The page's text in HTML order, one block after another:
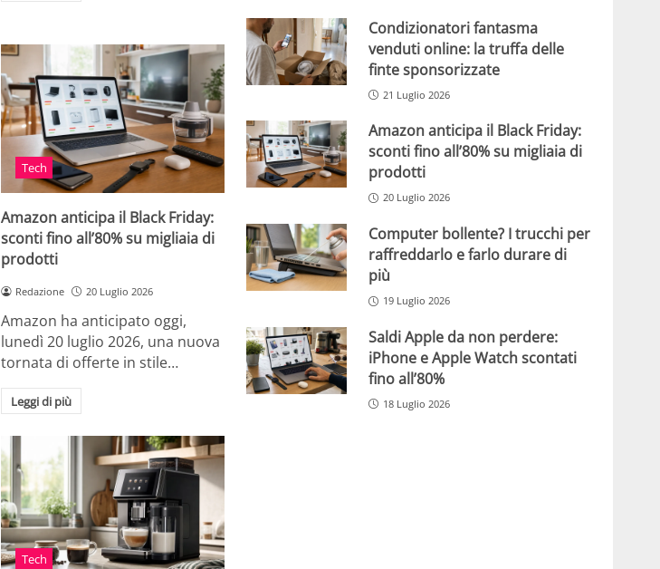
Tech
Amazon anticipa il Black Friday:
sconti fino all’80% su migliaia di
prodotti
Redazione 20 Luglio 2026
Amazon ha anticipato oggi,
lunedì 20 luglio 2026, una nuova
tornata di offerte in stile…
Leggi di più
Tech
Condizionatori fantasma
venduti online: la truffa delle
finte sponsorizzate
21 Luglio 2026
Amazon anticipa il Black Friday:
sconti fino all’80% su migliaia di
prodotti
20 Luglio 2026
Computer bollente? I trucchi per
raffreddarlo e farlo durare di
più
19 Luglio 2026
Saldi Apple da non perdere:
iPhone e Apple Watch scontati
fino all’80%
18 Luglio 2026